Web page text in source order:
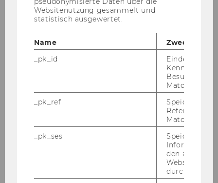
Vorwort
Aktuelles, Programmänderungen
Fotos & Videos
Websitenutzung gesammelt und
statistisch ausgewertet.
Name
Zweck
_pk_id
Eindeutige
Besuchers
Matomo.
_pk_ref
Speicherung
Referrers
Matomo.
_pk_ses
Speicherung
den aktuellen
durch